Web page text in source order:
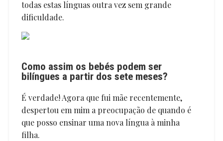
todas estas línguas outra vez sem grande
dificuldade.
Como assim os bebés podem ser
bilíngues a partir dos sete meses?
É verdade! Agora que fui mãe recentemente,
despertou em mim a preocupação de quando é
que posso ensinar uma nova língua à minha
filha.